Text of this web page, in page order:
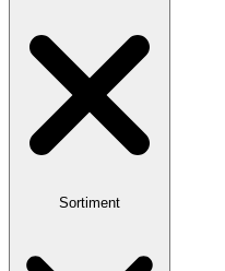
Sortiment